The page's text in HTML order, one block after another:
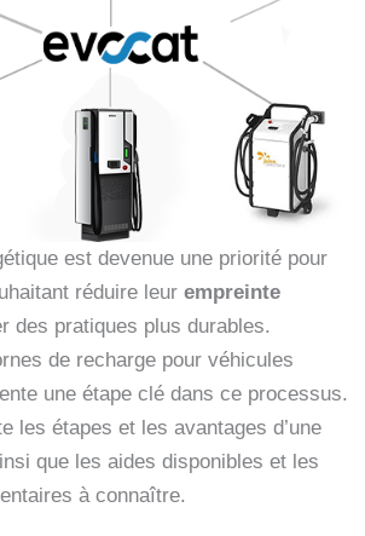
est devenue une priorité pour
réduire leur empreinte
des pratiques plus durables.
de recharge pour véhicules
une étape clé dans ce processus.
les étapes et les avantages d’une
que les aides disponibles et les
à connaître.